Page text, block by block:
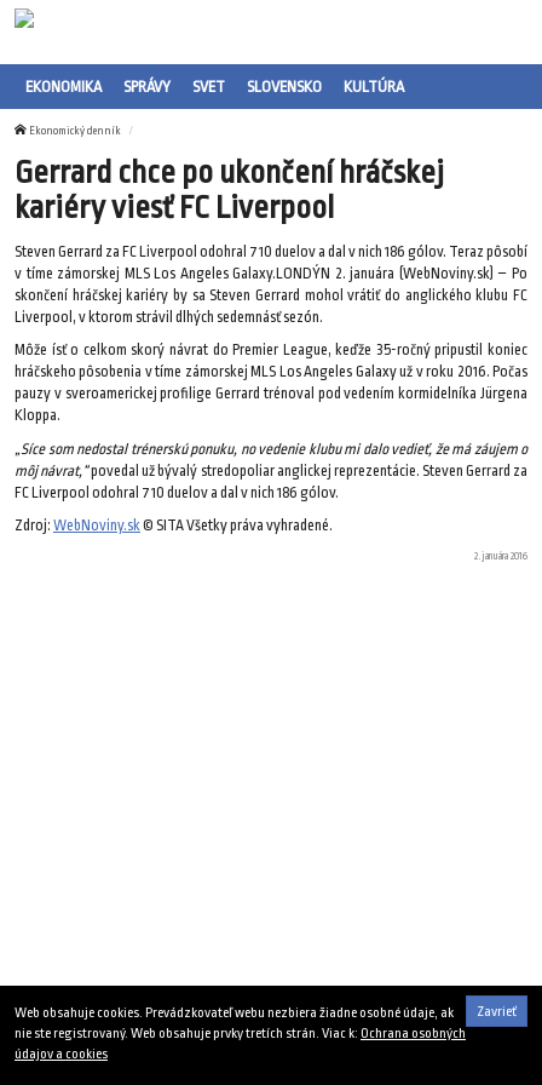
EKONOMIKA SPRÁVY SVET SLOVENSKO KULTÚRA
Ekonomický denník
Gerrard chce po ukončení hráčskej
kariéry viesť FC Liverpool
Steven Gerrard za FC Liverpool odohral 710 duelov a dal v nich 186 gólov. Teraz pôsobí
v tíme zámorskej MLS Los Angeles Galaxy.LONDÝN 2. januára (WebNoviny.sk) – Po
skončení hráčskej kariéry by sa Steven Gerrard mohol vrátiť do anglického klubu FC
Liverpool, v ktorom strávil dlhých sedemnásť sezón.
Môže ísť o celkom skorý návrat do Premier League, keďže 35-ročný pripustil koniec
hráčskeho pôsobenia v tíme zámorskej MLS Los Angeles Galaxy už v roku 2016. Počas
pauzy v sveroamerickej profilige Gerrard trénoval pod vedením kormidelníka Jürgena
Kloppa.
„Síce som nedostal trénerskú ponuku, no vedenie klubu mi dalo vedieť, že má záujem o
môj návrat,“povedal už bývalý stredopoliar anglickej reprezentácie. Steven Gerrard za
FC Liverpool odohral 710 duelov a dal v nich 186 gólov.
Zdroj: WebNoviny.sk© SITA Všetky práva vyhradené.
2. januára 2016
Zavrieť
Web obsahuje cookies. Prevádzkovateľ webu nezbiera žiadne osobné údaje, ak
nie ste registrovaný. Web obsahuje prvky tretích strán. Viac k: Ochrana osobných
údajov a cookies